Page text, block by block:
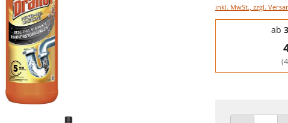
inkl. MwSt., zzgl.
Staffelpreise -
ab 3